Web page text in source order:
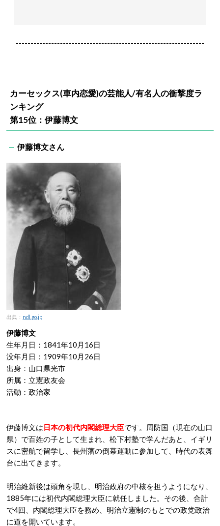
----------------------------------------------------------------
カーセックス(車内恋愛)の芸能人/有名人の衝撃度ラ
ンキング
第15位：伊藤博文
伊藤博文さん
出典： ndl.go.jp
伊藤博文
生年月日：1841年10月16日
没年月日：1909年10月26日
出身：山口県光市
所属：立憲政友会
活動：政治家
伊藤博文は日本の初代内閣総理大臣です。周防国（現在の山口
県）で百姓の子として生まれ、松下村塾で学んだあと、イギリ
スに密航で留学し、長州藩の倒幕運動に参加して、時代の表舞
台に出てきます。
明治維新後は頭角を現し、明治政府の中核を担うようになり、
1885年には初代内閣総理大臣に就任しました。その後、合計
で4回、内閣総理大臣を務め、明治立憲制のもとでの政党政治
に道を開いています。